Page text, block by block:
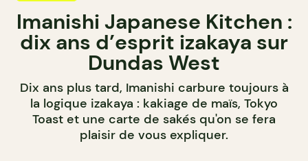
Imanishi Japanese Kitchen :
dix ans d’esprit izakaya sur
Dundas West
Dix ans plus tard, Imanishi carbure toujours à
la logique izakaya : kakiage de maïs, Tokyo
Toast et une carte de sakés qu'on se fera
plaisir de vous expliquer.